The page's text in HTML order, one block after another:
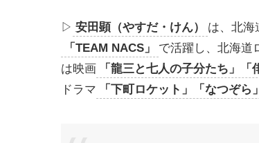
▷ 安田顕（やすだ・けん）
は、北海
「TEAM NACS」
で活躍し、北海道
は映画
「龍三と七人の子分たち」
ドラマ
「下町ロケット」「なつぞら